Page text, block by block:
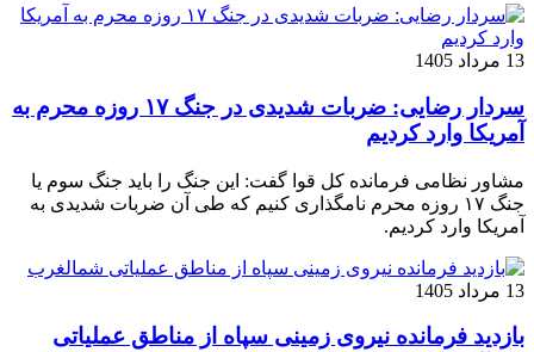
13 مرداد 1405
سردار رضایی: ضربات شدیدی در جنگ ۱۷ روزه محرم به
آمریکا وارد کردیم
مشاور نظامی فرمانده کل قوا گفت: این جنگ را باید جنگ سوم یا
جنگ ۱۷ روزه محرم نامگذاری کنیم که طی آن ضربات شدیدی به
آمریکا وارد کردیم.
13 مرداد 1405
بازدید فرمانده نیروی زمینی سپاه از مناطق عملیاتی